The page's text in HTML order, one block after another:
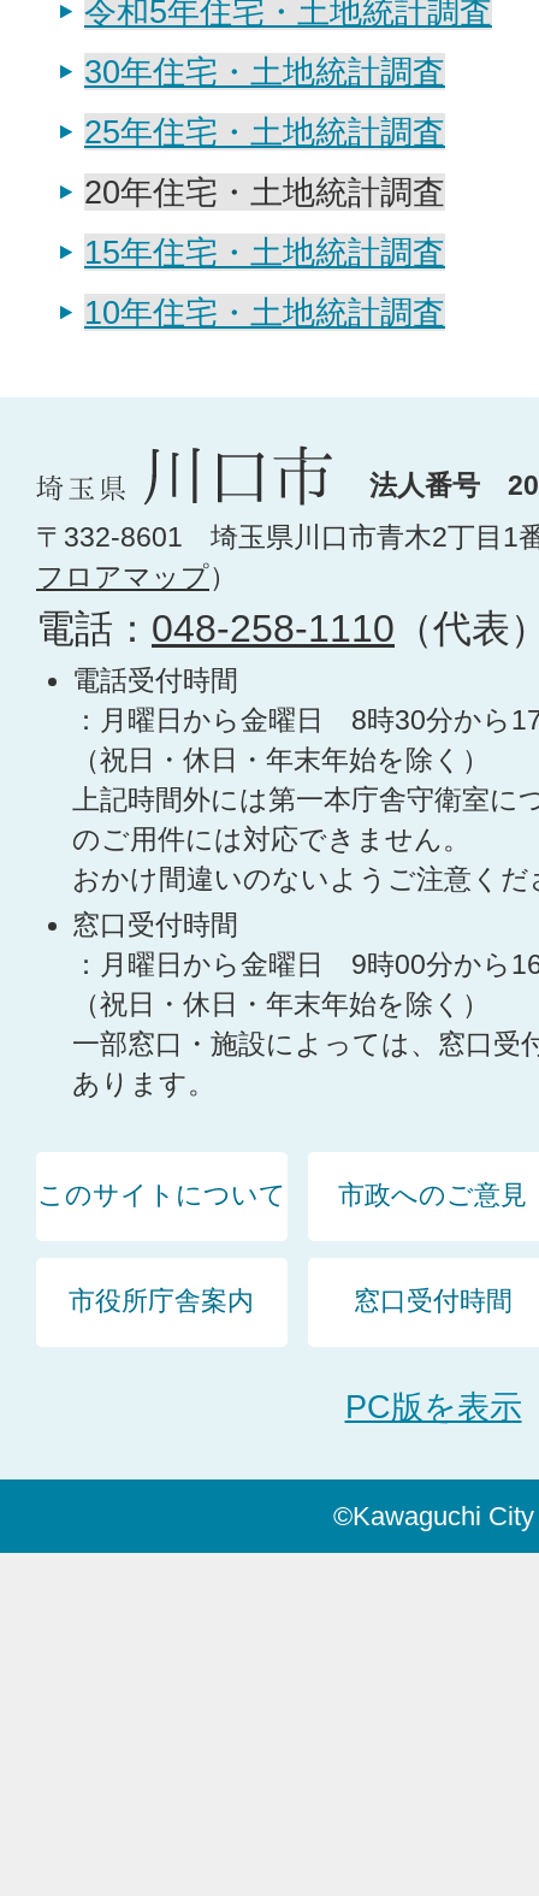
令和5年住宅・土地統計調査
30年住宅・土地統計調査
25年住宅・土地統計調査
20年住宅・土地統計調査
15年住宅・土地統計調査
10年住宅・土地統計調査
法人番号
〒332-8601 埼玉県川口市青木2丁目1
フロアマップ）
電話： 048-258-1110 （代表
電話受付時間
：月曜日から金曜日 8時30分から
（祝日・休日・年末年始を除く）
上記時間外には第一本庁舎守衛室に
のご用件には対応できません。
おかけ間違いのないようご注意くだ
窓口受付時間
：月曜日から金曜日 9時00分から
（祝日・休日・年末年始を除く）
一部窓口・施設によっては、窓口受
あります。
このサイトについて 市政へのご意見
市役所庁舎案内 窓口受付時間
PC版を表示
©Kawaguchi City